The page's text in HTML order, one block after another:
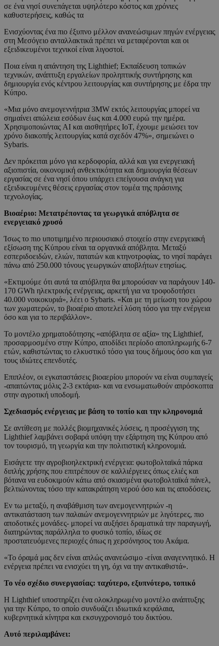
σε ένα νησί συνεπάγεται υψηλότερο κόστος και χρόνιες
καθυστερήσεις, καθώς τα
Ενισχύοντας ένα πιο έξυπνο μέλλον ανανεώσιμων πηγών ενέργειας
στη Μεσόγειο ανταλλακτικά πρέπει να μεταφέρονται και οι
εξειδικευμένοι τεχνικοί είναι λιγοστοί.
Ποια είναι η απάντηση της Lighthief; Εκπαίδευση τοπικών
τεχνικών, ανάπτυξη εργαλείων προληπτικής συντήρησης και
δημιουργία ενός κέντρου λειτουργίας και συντήρησης με έδρα την
Κύπρο.
«Μια μόνο ανεμογεννήτρια 3MW εκτός λειτουργίας μπορεί να
σημαίνει απώλεια εσόδων έως και 4.000 ευρώ την ημέρα.
Χρησιμοποιώντας AI και αισθητήρες IoT, έχουμε μειώσει τον
χρόνο διακοπής λειτουργίας κατά σχεδόν 47%», σημειώνει ο
Sybaris.
Δεν πρόκειται μόνο για κερδοφορία, αλλά και για ενεργειακή
αξιοπιστία, οικονομική ανθεκτικότητα και δημιουργία θέσεων
εργασίας σε ένα νησί όπου υπάρχει επείγουσα ανάγκη για
εξειδικευμένες θέσεις εργασίας στον τομέα της πράσινης
τεχνολογίας.
Βιοαέριο: Μετατρέποντας τα γεωργικά απόβλητα σε
ενεργειακό χρυσό
Ίσως το πιο υποτιμημένο περιουσιακό στοιχείο στην ενεργειακή
εξίσωση της Κύπρου είναι τα οργανικά απόβλητα. Μεταξύ
εσπεριδοειδών, ελιών, πατατών και κτηνοτροφίας, το νησί παράγει
πάνω από 250.000 τόνους γεωργικών αποβλήτων ετησίως.
«Εκτιμούμε ότι αυτά τα απόβλητα θα μπορούσαν να παράγουν 140-
170 GWh ηλεκτρικής ενέργειας, αρκετή για να τροφοδοτήσει
40.000 νοικοκυριά», λέει ο Sybaris. «Και με τη μείωση του χώρου
των χωματερών, το βιοαέριο αποτελεί λύση τόσο για την ενέργεια
όσο και για το περιβάλλον».
Το μοντέλο χρηματοδότησης «απόβλητα σε αξία» της Lighthief,
προσαρμοσμένο στην Κύπρο, αποδίδει περίοδο αποπληρωμής 6-7
ετών, καθιστώντας το ελκυστικό τόσο για τους δήμους όσο και για
τους ιδιώτες επενδυτές.
Επιπλέον, οι εγκαταστάσεις βιοαερίου μπορούν να είναι συμπαγείς
-απαιτώντας μόλις 2-3 εκτάρια- και να ενσωματωθούν απρόσκοπτα
στην αγροτική υποδομή.
Σχεδιασμός ενέργειας με βάση το τοπίο και την κληρονομιά
Σε αντίθεση με πολλές βιομηχανικές λύσεις, η προσέγγιση της
Lighthief λαμβάνει σοβαρά υπόψη την εξάρτηση της Κύπρου από
τον τουρισμό, τη γεωργία και την πολιτιστική κληρονομιά.
Εισάγετε την αγροβιοηλεκτρική ενέργεια: φωτοβολταϊκά πάρκα
διπλής χρήσης που επιτρέπουν σε καλλιέργειες όπως ελιές και
βότανα να ευδοκιμούν κάτω από σκιασμένα φωτοβολταϊκά πάνελ,
βελτιώνοντας τόσο την κατακράτηση νερού όσο και τις αποδόσεις.
Εν τω μεταξύ, η αναβάθμιση των ανεμογεννητριών -η
αντικατάσταση των παλαιών ανεμογεννητριών με λιγότερες, πιο
αποδοτικές μονάδες- μπορεί να αυξήσει δραματικά την παραγωγή,
διατηρώντας παράλληλα το φυσικό τοπίο, ιδίως σε
προστατευόμενες περιοχές όπως η χερσόνησος του Ακάμα.
«Το όραμά μας δεν είναι απλώς ανανεώσιμο -είναι αναγεννητικό. Η
ενέργεια πρέπει να ενισχύει τη γη, όχι να την αντικαθιστά».
Το νέο σχέδιο συνεργασίας: ταχύτερο, εξυπνότερο, τοπικό
Η Lighthief υποστηρίζει ένα ολοκληρωμένο μοντέλο ανάπτυξης
για την Κύπρο, το οποίο συνδυάζει ιδιωτικά κεφάλαια,
κυβερνητικά κίνητρα και εκσυγχρονισμό του δικτύου.
Αυτό περιλαμβάνει: